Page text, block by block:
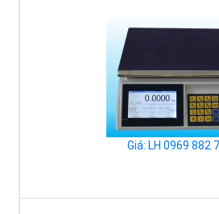
Giá: LH 0969 882